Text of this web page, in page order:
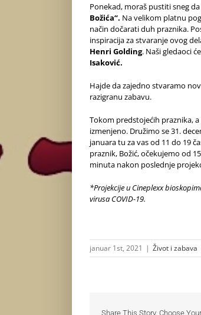
Ponekad, moraš pustiti sneg
Božića“. Na velikom platnu
način dočarati duh praznika.
inspiracija za stvaranje ovog
Henri Golding. Naši gledaoci
Isaković.
Hajde da zajedno stvaramo
razigranu zabavu.
Tokom predstojećih praznika,
izmenjeno. Družimo se 31.
januara tu za vas od 11 do 19
praznik, Božić, očekujemo od
minuta nakon poslednje
*Projekcije u Cineplexx
virusa COVID-19.
januar 1st, 2021 | Život i zabava
Share This Story, Choose